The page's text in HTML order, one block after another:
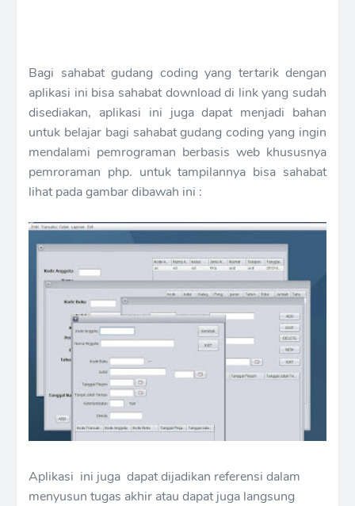
Bagi sahabat gudang coding yang tertarik dengan
aplikasi ini bisa sahabat download di link yang sudah
disediakan, aplikasi ini juga dapat menjadi bahan
untuk belajar bagi sahabat gudang coding yang ingin
mendalami pemrograman berbasis web khususnya
pemroraman php. untuk tampilannya bisa sahabat
lihat pada gambar dibawah ini :
Aplikasi ini juga dapat dijadikan referensi dalam
menyusun tugas akhir atau dapat juga langsung